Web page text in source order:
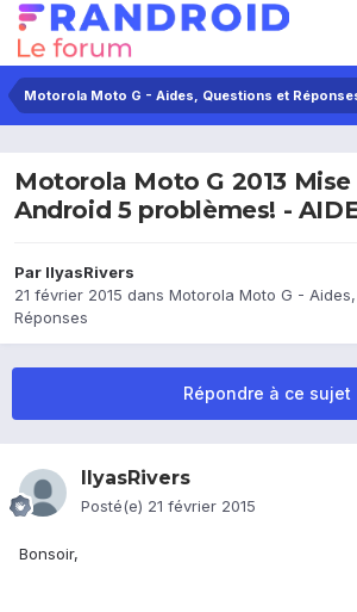
Motorola Moto G - Aides, Questions et
Motorola Moto G 2013
Android 5 problèmes! -
Par IlyasRivers
21 février 2015 dans Motorola Moto G -
Réponses
Répondre à ce sujet
IlyasRivers
Posté(e) 21 février 2015
Bonsoir,